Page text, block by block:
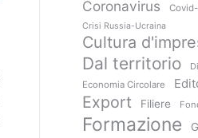
Coronavirus
Crisi Russia-Ucraina
Cultura
Dal territorio
Economia Circolare
Export Filiere
Formazione